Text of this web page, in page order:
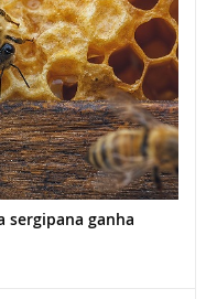
sergipana ganha